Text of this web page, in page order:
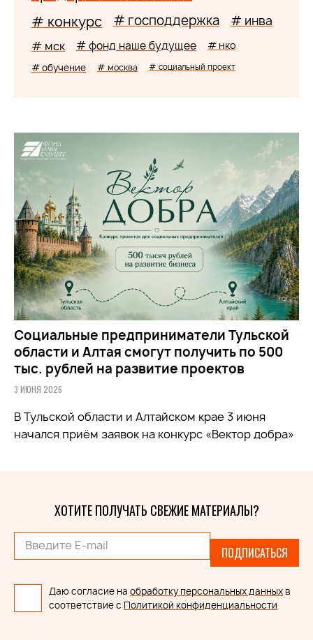
# конкурс # господдержка # инва
# мск # фонд наше будущее # нко
# обучение # москва # социальный проект
Социальные предприниматели Тульской
области и Алтая смогут получить по 500
тыс. рублей на развитие проектов
3 ИЮНЯ 2026
В Тульской области и Алтайском крае 3 июня
начался приём заявок на конкурс «Вектор добра»
ХОТИТЕ ПОЛУЧАТЬ СВЕЖИЕ МАТЕРИАЛЫ?
ПОДПИСАТЬСЯ
Даю согласие на обработку персональных данных в
соответствие с Политикой конфиденциальности